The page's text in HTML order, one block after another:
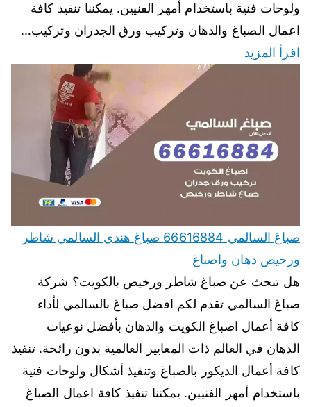
ولوحات فنية باستخدام أمهر الفنيين. يمكننا تنفيذ كافة
اعمال الصباغ والدهان وتركيب ورق الجدران وتركيب…
اقرأ المزيد
صباغ السالمي 66616884 صباغ هندي السالمي شاطر
ورخيص دهان واصباغ
هل تبحث عن صباغ شاطر ورخيص بالكويت؟ شركة
صباغ السالمي تقدم لكم افضل صباغ بالسالمي لأداء
كافة أعمال اصباغ الكويت والدهان بأفضل نوعيات
الدهان في العالم ذات المعايير العالمية بدون رائحة. تنفيذ
كافة أعمال الديكور بالصباغ وتنفيذ أشكال ولوحات فنية
باستخدام أمهر الفنيين. يمكننا تنفيذ كافة اعمال الصباغ